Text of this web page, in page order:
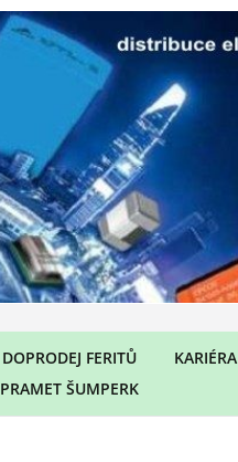
DOPRODEJ FERITŮ
PRAMET ŠUMPERK
KARIÉRA